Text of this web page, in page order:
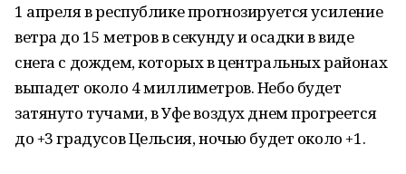
1 апреля в республике прогнозируется усиление
ветра до 15 метров в секунду и осадки в виде
снега с дождем, которых в центральных районах
выпадет около 4 миллиметров. Небо будет
затянуто тучами, в Уфе воздух днем прогреется
до +3 градусов Цельсия, ночью будет около +1.